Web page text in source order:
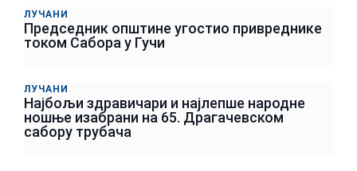
ЛУЧАНИ
Председник општине угостио привреднике
током Сабора у Гучи
ЛУЧАНИ
Најбољи здравичари и најлепше народне
ношње изабрани на 65. Драгачевском
сабору трубача